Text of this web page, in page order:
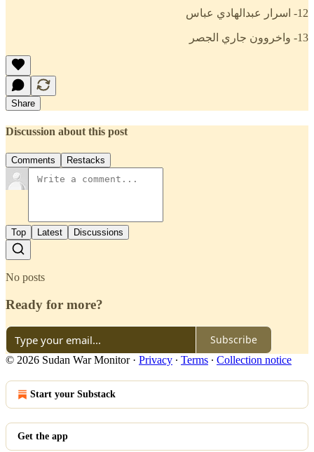
12- اسرار عبدالهادي عباس
13- واخروون جاري الجصر
Share
Discussion about this post
Comments Restacks
Top Latest Discussions
No posts
Ready for more?
Subscribe
© 2026 Sudan War Monitor· Privacy ∙ Terms ∙ Collection notice
Start your Substack
Get the app